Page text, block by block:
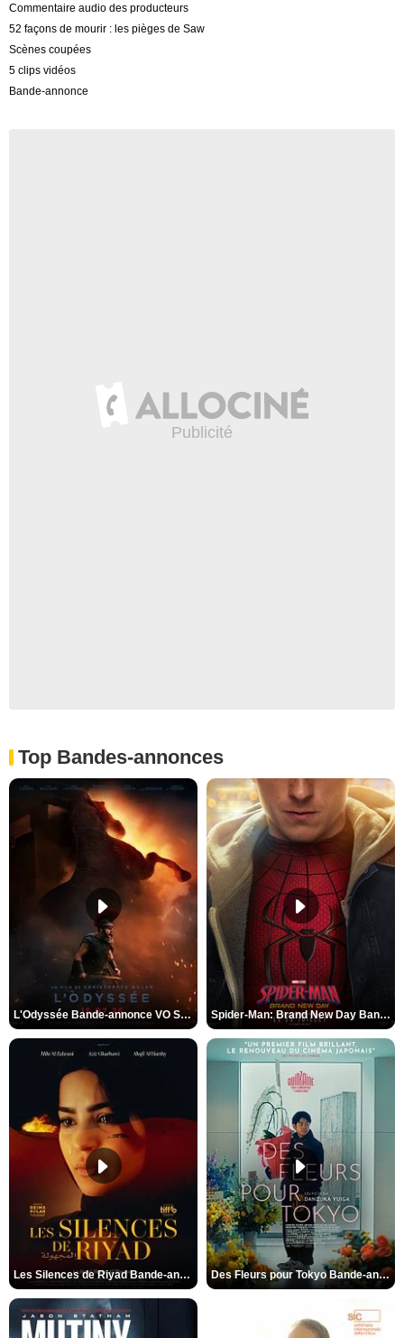
Commentaire audio des producteurs
52 façons de mourir : les pièges de Saw
Scènes coupées
5 clips vidéos
Bande-annonce
Top Bandes-annonces
L'Odyssée Bande-annonce VO STFR Spider-Man: Brand New Day Bande-annonce VO STFR
Les Silences de Riyad Bande-annonce VO STFR Des Fleurs pour Tokyo Bande-annonce VO STFR